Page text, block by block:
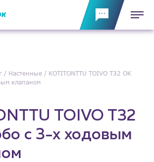
Настенные
KOTITONTTU TOIVO T32 OK
клапаном
TOIVO T32
с 3-х ходовым